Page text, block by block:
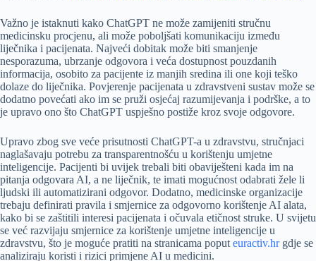
Važno je istaknuti kako ChatGPT ne može zamijeniti stručnu
medicinsku procjenu, ali može poboljšati komunikaciju između
liječnika i pacijenata. Najveći dobitak može biti smanjenje
nesporazuma, ubrzanje odgovora i veća dostupnost pouzdanih
informacija, osobito za pacijente iz manjih sredina ili one koji teško
dolaze do liječnika. Povjerenje pacijenata u zdravstveni sustav može se
dodatno povećati ako im se pruži osjećaj razumijevanja i podrške, a to
je upravo ono što ChatGPT uspješno postiže kroz svoje odgovore.
Upravo zbog sve veće prisutnosti ChatGPT-a u zdravstvu, stručnjaci
naglašavaju potrebu za transparentnošću u korištenju umjetne
inteligencije. Pacijenti bi uvijek trebali biti obaviješteni kada im na
pitanja odgovara AI, a ne liječnik, te imati mogućnost odabrati žele li
ljudski ili automatizirani odgovor. Dodatno, medicinske organizacije
trebaju definirati pravila i smjernice za odgovorno korištenje AI alata,
kako bi se zaštitili interesi pacijenata i očuvala etičnost struke. U svijetu
se već razvijaju smjernice za korištenje umjetne inteligencije u
zdravstvu, što je moguće pratiti na stranicama poput euractiv.hrgdje se
analiziraju koristi i rizici primjene AI u medicini.